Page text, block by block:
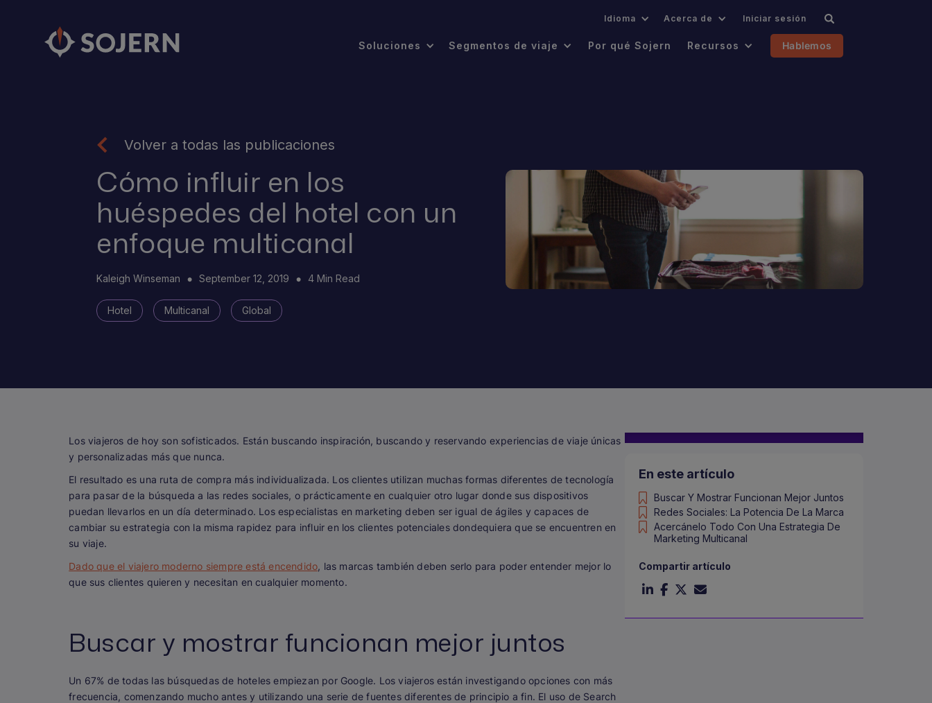
Idioma Acerca de Iniciar sesión
Soluciones Segmentos de viaje Por qué Sojern Recursos Hablemos
Volver a todas las publicaciones
Cómo influir en los
huéspedes del hotel con un
enfoque multicanal
Kaleigh Winseman September 12, 2019 4 Min Read
Hotel Multicanal Global
Los viajeros de hoy son sofisticados. Están buscando inspiración, buscando y reservando experiencias de viaje únicas
y personalizadas más que nunca.
El resultado es una ruta de compra más individualizada. Los clientes utilizan muchas formas diferentes de tecnología
para pasar de la búsqueda a las redes sociales, o prácticamente en cualquier otro lugar donde sus dispositivos
puedan llevarlos en un día determinado. Los especialistas en marketing deben ser igual de ágiles y capaces de
cambiar su estrategia con la misma rapidez para influir en los clientes potenciales dondequiera que se encuentren en
su viaje.
Dado que el viajero moderno siempre está encendido, las marcas también deben serlo para poder entender mejor lo
que sus clientes quieren y necesitan en cualquier momento.
Buscar y mostrar funcionan mejor juntos
Un 67% de todas las búsquedas de hoteles empiezan por Google. Los viajeros están investigando opciones con más
frecuencia, comenzando mucho antes y utilizando una serie de fuentes diferentes de principio a fin. El uso de Search
En este artículo
Buscar Y Mostrar Funcionan Mejor Juntos
Redes Sociales: La Potencia De La Marca
Acercánelo Todo Con Una Estrategia De
Marketing Multicanal
Compartir artículo